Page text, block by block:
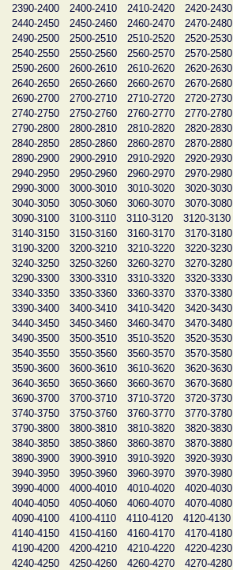
2390-2400
2400-2410 2410-2420 2420-2430
2440-2450
2450-2460 2460-2470 2470-2480
2490-2500
2500-2510 2510-2520 2520-2530
2540-2550
2550-2560 2560-2570 2570-2580
2590-2600
2600-2610 2610-2620 2620-2630
2640-2650
2650-2660 2660-2670 2670-2680
2690-2700
2700-2710 2710-2720 2720-2730
2740-2750
2750-2760 2760-2770 2770-2780
2790-2800
2800-2810 2810-2820 2820-2830
2840-2850
2850-2860 2860-2870 2870-2880
2890-2900
2900-2910 2910-2920 2920-2930
2940-2950
2950-2960 2960-2970 2970-2980
2990-3000
3000-3010 3010-3020 3020-3030
3040-3050
3050-3060 3060-3070 3070-3080
3090-3100
3100-3110 3110-3120 3120-3130
3140-3150
3150-3160 3160-3170 3170-3180
3190-3200
3200-3210 3210-3220 3220-3230
3240-3250
3250-3260 3260-3270 3270-3280
3290-3300
3300-3310 3310-3320 3320-3330
3340-3350
3350-3360 3360-3370 3370-3380
3390-3400
3400-3410 3410-3420 3420-3430
3440-3450
3450-3460 3460-3470 3470-3480
3490-3500
3500-3510 3510-3520 3520-3530
3540-3550
3550-3560 3560-3570 3570-3580
3590-3600
3600-3610 3610-3620 3620-3630
3640-3650
3650-3660 3660-3670 3670-3680
3690-3700
3700-3710 3710-3720 3720-3730
3740-3750
3750-3760 3760-3770 3770-3780
3790-3800
3800-3810 3810-3820 3820-3830
3840-3850
3850-3860 3860-3870 3870-3880
3890-3900
3900-3910 3910-3920 3920-3930
3940-3950
3950-3960 3960-3970 3970-3980
3990-4000
4000-4010 4010-4020 4020-4030
4040-4050
4050-4060 4060-4070 4070-4080
4090-4100
4100-4110 4110-4120 4120-4130
4140-4150
4150-4160 4160-4170 4170-4180
4190-4200
4200-4210 4210-4220 4220-4230
4240-4250
4250-4260 4260-4270 4270-4280